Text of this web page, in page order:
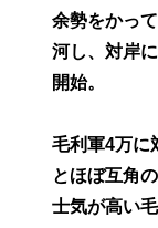
余勢をかって
河し、対岸に
開始。
毛利軍4万に
とほぼ互角の
士気が高い毛